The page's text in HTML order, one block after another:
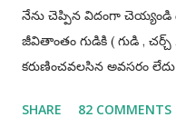
నేను చెప్పిన విదంగా చెయ్యండి
జీవితాంతం గుడికి ( గుడి ,
కరుణించవలసిన అవసరం
ప్రభుత్వఉద్యోగాలు
SHARE 82 COMMENTS